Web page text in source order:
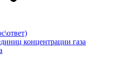
концентрации газа